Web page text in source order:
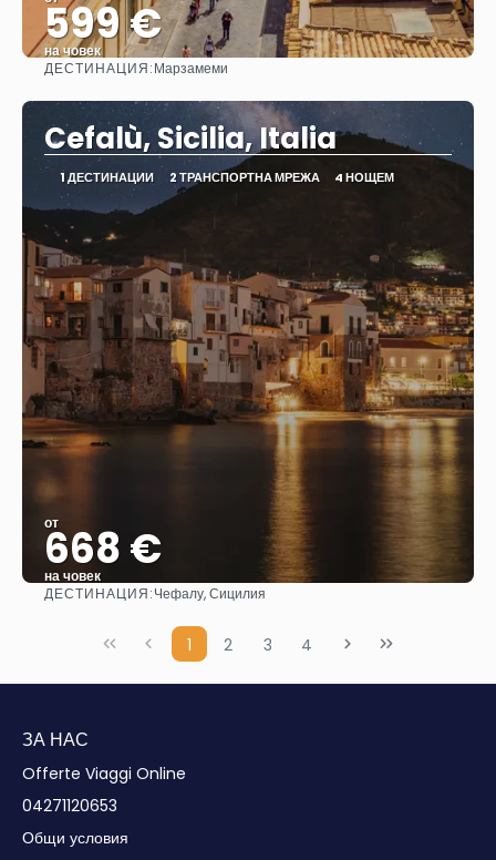
599 €
на човек
Вижте
ДЕСТИНАЦИЯ:Марзамеми
Cefalù, Sicilia, Italia
1 ДЕСТИНАЦИИ 2 ТРАНСПОРТНА МРЕЖА 4 НОЩЕМ
от
668 €
на човек
Вижте
ДЕСТИНАЦИЯ:Чефалу, Сицилия
1 2 3 4
ЗА НАС
Offerte Viaggi Online
04271120653
Общи условия